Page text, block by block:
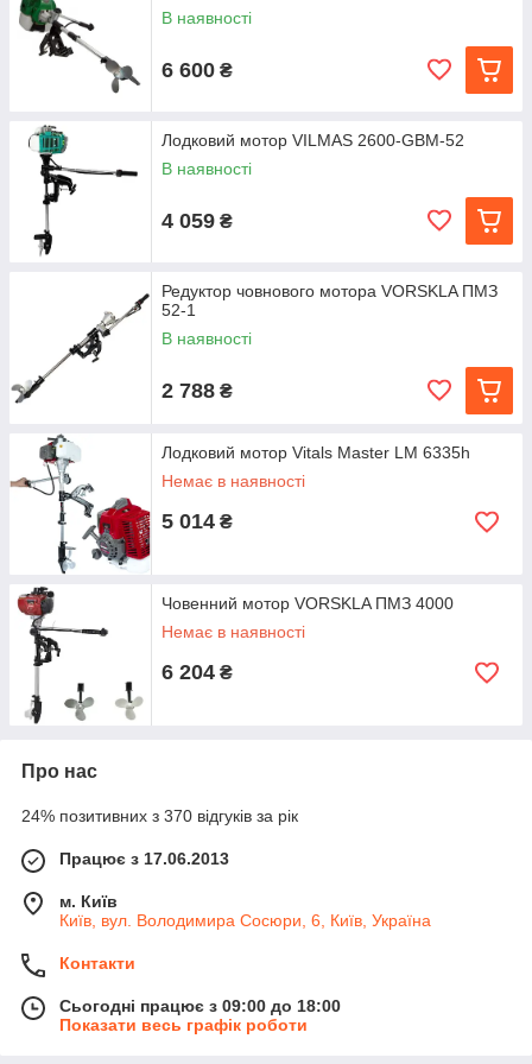
В наявності
6 600 ₴
Лодковий мотор VILMAS 2600-GBM-52
В наявності
4 059 ₴
Редуктор човнового мотора VORSKLA ПМЗ
52-1
В наявності
2 788 ₴
Лодковий мотор Vitals Master LM 6335h
Немає в наявності
5 014 ₴
Човенний мотор VORSKLA ПМЗ 4000
Немає в наявності
6 204 ₴
Про нас
24% позитивних з 370 відгуків за рік
Працює з 17.06.2013
м. Київ
Київ, вул. Володимира Сосюри, 6, Київ, Україна
Контакти
Сьогодні працює з 09:00 до 18:00
Показати весь графік роботи